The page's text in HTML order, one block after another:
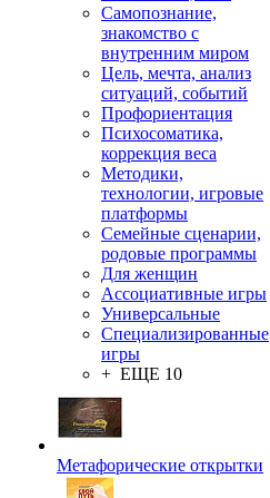
Самопознание,
знакомство с
внутренним миром
Цель, мечта, анализ
ситуаций, событий
Профориентация
Психосоматика,
коррекция веса
Методики,
технологии, игровые
платформы
Семейные сценарии,
родовые программы
Для женщин
Ассоциативные игры
Универсальные
Специализированные
игры
+ ЕЩЕ 10
Метафорические открытки